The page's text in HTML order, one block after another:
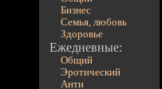
Бизнес
Семья, любовь
Здоровье
Ежедневные:
Общий
Эротический
Анти